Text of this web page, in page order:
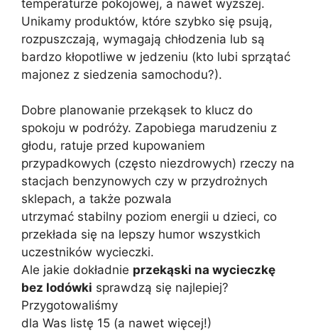
temperaturze pokojowej, a nawet wyższej.
Unikamy produktów, które szybko się psują,
rozpuszczają, wymagają chłodzenia lub są
bardzo kłopotliwe w jedzeniu (kto lubi sprzątać
majonez z siedzenia samochodu?).
Dobre planowanie przekąsek to klucz do
spokoju w podróży. Zapobiega marudzeniu z
głodu, ratuje przed kupowaniem
przypadkowych (często niezdrowych) rzeczy na
stacjach benzynowych czy w przydrożnych
sklepach, a także pozwala
utrzymać stabilny poziom energii u dzieci, co
przekłada się na lepszy humor wszystkich
uczestników wycieczki.
Ale jakie dokładnie przekąski na wycieczkę
bez lodówki sprawdzą się najlepiej?
Przygotowaliśmy
dla Was listę 15 (a nawet więcej!)